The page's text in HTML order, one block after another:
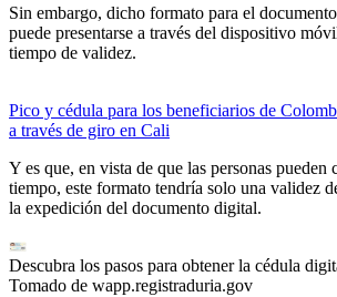
Sin embargo, dicho formato para el
puede presentarse a través del dispositivo
tiempo de validez.
Pico y cédula para los beneficiarios de
a través de giro en Cali
Y es que, en vista de que las personas pueden
tiempo, este formato tendría solo una validez
la expedición del documento digital.
Descubra los pasos para obtener la cédula
Tomado de wapp.registraduria.gov